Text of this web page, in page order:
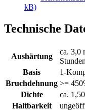
kB)
Technische
Aushärtung
ca. 3,0
Basis
1-
Bruchdehnung >=
Dichte
ca.
Haltbarkeit